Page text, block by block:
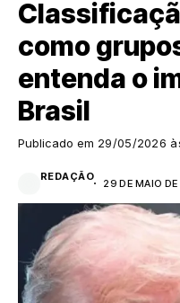
como
entenda o
Brasil
Publicado em 29/05/2026
REDAÇÃO
29 DE MAIO